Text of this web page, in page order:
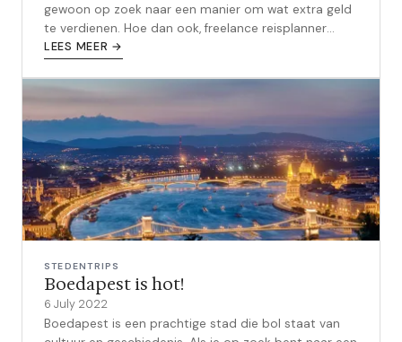
gewoon op zoek naar een manier om wat extra geld
te verdienen. Hoe dan ook, freelance reisplanner
worden is misschien wel het pe...
LEES MEER →
STEDENTRIPS
Boedapest is hot!
6 July 2022
Boedapest is een prachtige stad die bol staat van